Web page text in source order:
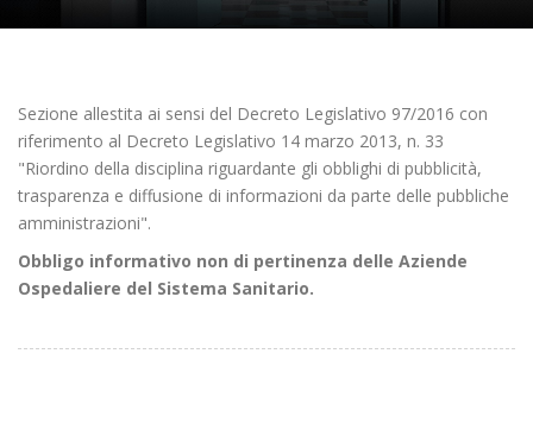
Sezione allestita ai sensi del Decreto Legislativo 97/2016 con
riferimento al Decreto Legislativo 14 marzo 2013, n. 33
"Riordino della disciplina riguardante gli obblighi di pubblicità,
trasparenza e diffusione di informazioni da parte delle pubbliche
amministrazioni".
Obbligo informativo non di pertinenza delle Aziende
Ospedaliere del Sistema Sanitario.